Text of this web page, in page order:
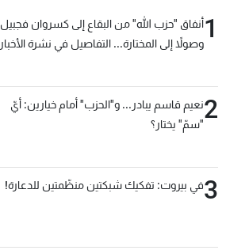
1أنفاق "حزب الله" من البقاع إلى كسروان فجبيل
وصولاً إلى المختارة... التفاصيل في نشرة الأخبار
2نعيم قاسم يبادر... و"الحزب" أمام خيارين: أيّ
"سمّ" يختار؟
3في بيروت: تفكيك شبكتين منظّمتين للدعارة!